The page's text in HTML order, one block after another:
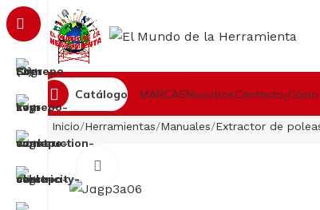
Catálogo MARCASNosotrosContacto
Inicio Herramientas Manuales Extractor de